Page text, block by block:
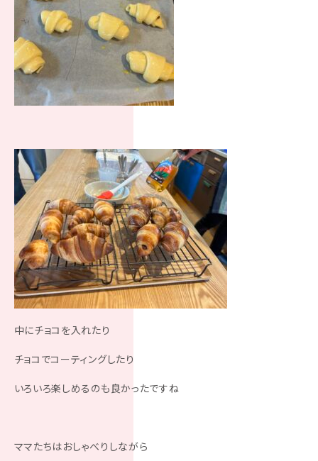
中にチョコを入れたり
チョコでコーティングしたり
いろいろ楽しめるのも良かったですね
ママたちはおしゃべりしながら